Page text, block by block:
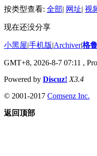
按类型查看: 全部| 网址| 视
现在还没分享
小黑屋|手机版|Archiver|格
GMT+8, 2026-8-7 07:11 ,
Powered by Discuz! X3.4
© 2001-2017 Comsenz Inc.
返回顶部